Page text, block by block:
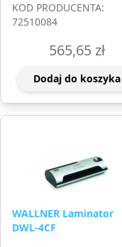
KOD PRODUCENTA:
72510084
565,65zł
Dodaj do koszyka
WALLNER Laminator
DWL-4CF